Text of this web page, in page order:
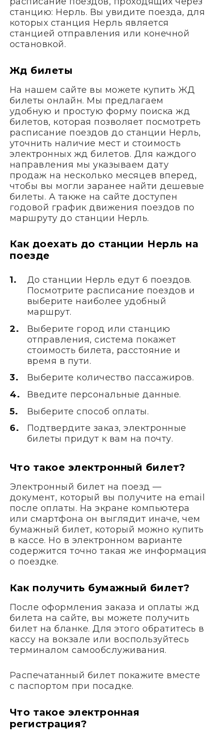
станцию: Нерль. Вы увидите поезда, для
которых станция Нерль является
станцией отправления или конечной
остановкой.
Жд билеты
На нашем сайте вы можете купить ЖД
билеты онлайн. Мы предлагаем
удобную и простую форму поиска жд
билетов, которая позволяет посмотреть
расписание поездов до станции Нерль,
уточнить наличие мест и стоимость
электронных жд билетов. Для каждого
направления мы указываем дату
продаж на несколько месяцев вперед,
чтобы вы могли заранее найти дешевые
билеты. А также на сайте доступен
годовой график движения поездов по
маршруту до станции Нерль.
Как доехать до станции Нерль на
поезде
До станции Нерль едут 6 поездов.
Посмотрите расписание поездов и
выберите наиболее удобный
маршрут.
Выберите город или станцию
отправления, система покажет
стоимость билета, расстояние и
время в пути.
Выберите количество пассажиров.
Введите персональные данные.
Выберите способ оплаты.
Подтвердите заказ, электронные
билеты придут к вам на почту.
Что такое электронный билет?
Электронный билет на поезд —
документ, который вы получите на email
после оплаты. На экране компьютера
или смартфона он выглядит иначе, чем
бумажный билет, который можно купить
в кассе. Но в электронном варианте
содержится точно такая же информация
о поездке.
Как получить бумажный билет?
После оформления заказа и оплаты жд
билета на сайте, вы можете получить
билет на бланке. Для этого обратитесь в
кассу на вокзале или воспользуйтесь
терминалом самообслуживания.
Распечатанный билет покажите вместе
с паспортом при посадке.
Что такое электронная
регистрация?